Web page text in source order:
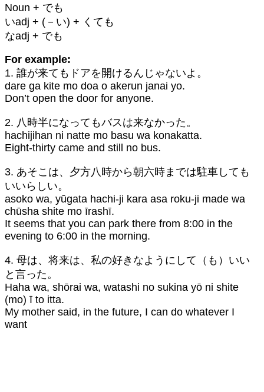
Noun + でも
いadj + (－い) + くても
なadj + でも
For example:
1. 誰が来てもドアを開けるんじゃないよ。
dare ga kite mo doa o akerun janai yo.
Don’t open the door for anyone.
2. 八時半になってもバスは来なかった。
hachijihan ni natte mo basu wa konakatta.
Eight-thirty came and still no bus.
3. あそこは、夕方八時から朝六時までは駐車しても
いいらしい。
asoko wa, yūgata hachi-ji kara asa roku-ji made wa
chūsha shite mo īrashī.
It seems that you can park there from 8:00 in the
evening to 6:00 in the morning.
4. 母は、将来は、私の好きなようにして（も）いい
と言った。
Haha wa, shōrai wa, watashi no sukina yō ni shite
(mo) ī to itta.
My mother said, in the future, I can do whatever I
want